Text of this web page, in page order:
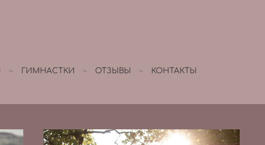
ГИМНАСТКИ ОТЗЫВЫ КОНТАКТЫ